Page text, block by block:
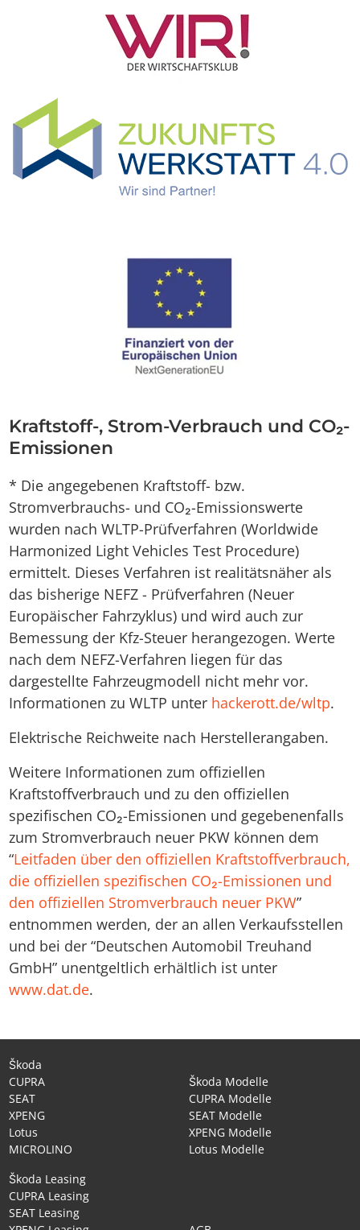
Kraftstoff-, Strom-Verbrauch und CO₂-
Emissionen
* Die angegebenen Kraftstoff- bzw.
Stromverbrauchs- und CO₂-Emissionswerte
wurden nach WLTP-Prüfverfahren (Worldwide
Harmonized Light Vehicles Test Procedure)
ermittelt. Dieses Verfahren ist realitätsnäher als
das bisherige NEFZ - Prüfverfahren (Neuer
Europäischer Fahrzyklus) und wird auch zur
Bemessung der Kfz-Steuer herangezogen. Werte
nach dem NEFZ-Verfahren liegen für das
dargestellte Fahrzeugmodell nicht mehr vor.
Informationen zu WLTP unter hackerott.de/wltp.
Elektrische Reichweite nach Herstellerangaben.
Weitere Informationen zum offiziellen
Kraftstoffverbrauch und zu den offiziellen
spezifischen CO₂-Emissionen und gegebenenfalls
zum Stromverbrauch neuer PKW können dem
“Leitfaden über den offiziellen Kraftstoffverbrauch,
die offiziellen spezifischen CO₂-Emissionen und
den offiziellen Stromverbrauch neuer PKW”
entnommen werden, der an allen Verkaufsstellen
und bei der “Deutschen Automobil Treuhand
GmbH” unentgeltlich erhältlich ist unter
www.dat.de.
Škoda
CUPRA
SEAT
XPENG
Lotus
MICROLINO
Škoda Modelle
CUPRA Modelle
SEAT Modelle
XPENG Modelle
Lotus Modelle
Škoda Leasing
CUPRA Leasing
SEAT Leasing